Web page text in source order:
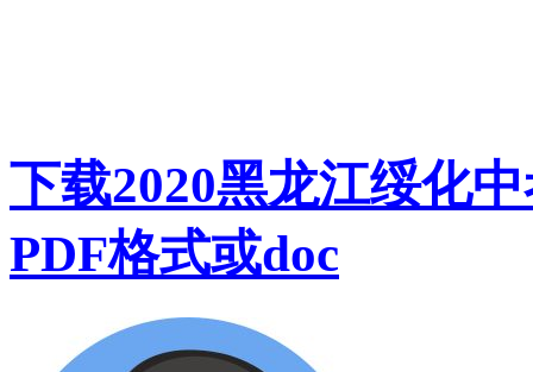
下载2020黑龙江绥化
PDF格式或doc